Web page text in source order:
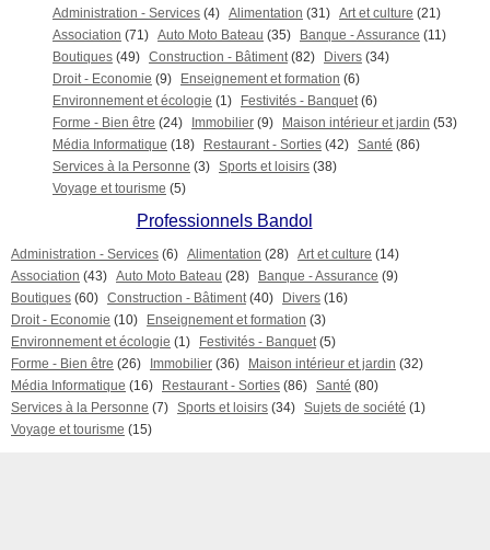
Administration - Services (4) Alimentation (31) Art et culture (21)
Association (71) Auto Moto Bateau (35) Banque - Assurance (11)
Boutiques (49) Construction - Bâtiment (82) Divers (34)
Droit - Economie (9) Enseignement et formation (6)
Environnement et écologie (1) Festivités - Banquet (6)
Forme - Bien être (24) Immobilier (9) Maison intérieur et jardin (53)
Média Informatique (18) Restaurant - Sorties (42) Santé (86)
Services à la Personne (3) Sports et loisirs (38)
Voyage et tourisme (5)
Professionnels Bandol
Administration - Services (6) Alimentation (28) Art et culture (14)
Association (43) Auto Moto Bateau (28) Banque - Assurance (9)
Boutiques (60) Construction - Bâtiment (40) Divers (16)
Droit - Economie (10) Enseignement et formation (3)
Environnement et écologie (1) Festivités - Banquet (5)
Forme - Bien être (26) Immobilier (36) Maison intérieur et jardin (32)
Média Informatique (16) Restaurant - Sorties (86) Santé (80)
Services à la Personne (7) Sports et loisirs (34) Sujets de société (1)
Voyage et tourisme (15)